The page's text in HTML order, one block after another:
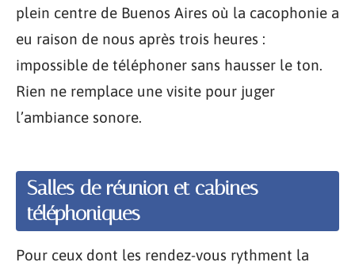
plein centre de Buenos Aires où la cacophonie a
eu raison de nous après trois heures :
impossible de téléphoner sans hausser le ton.
Rien ne remplace une visite pour juger
l’ambiance sonore.
Salles de réunion et cabines
téléphoniques
Pour ceux dont les rendez-vous rythment la